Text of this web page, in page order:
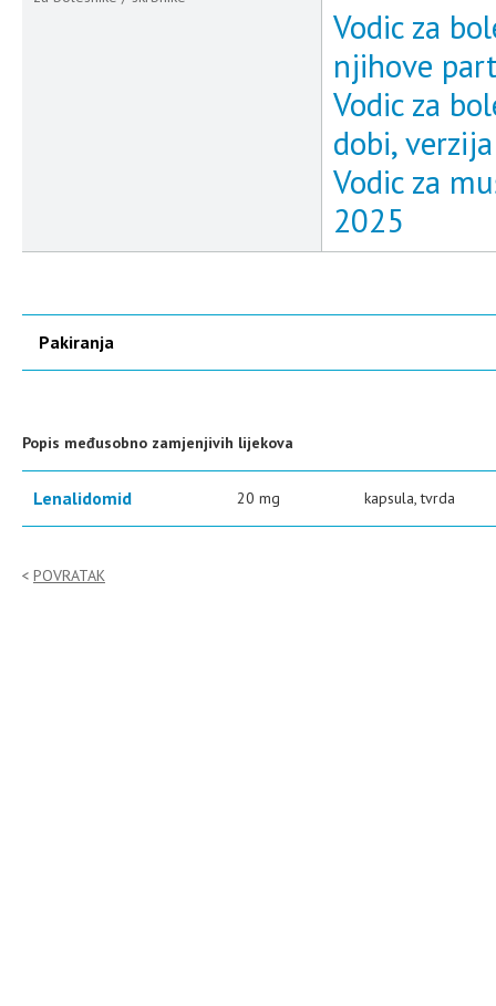
Vodic za
njihove
Vodic za
dobi,
Vodic za
2025
Pakiranja
Popis međusobno zamjenjivih lijekova
Lenalidomid 20 mg kapsula, tvrda
POVRATAK